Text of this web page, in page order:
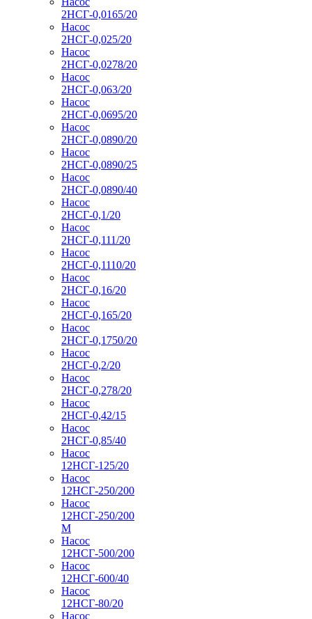
2НСГ-0,0165/20
Насос
2НСГ-0,025/20
Насос
2НСГ-0,0278/20
Насос
2НСГ-0,063/20
Насос
2НСГ-0,0695/20
Насос
2НСГ-0,0890/20
Насос
2НСГ-0,0890/25
Насос
2НСГ-0,0890/40
Насос
2НСГ-0,1/20
Насос
2НСГ-0,111/20
Насос
2НСГ-0,1110/20
Насос
2НСГ-0,16/20
Насос
2НСГ-0,165/20
Насос
2НСГ-0,1750/20
Насос
2НСГ-0,2/20
Насос
2НСГ-0,278/20
Насос
2НСГ-0,42/15
Насос
2НСГ-0,85/40
Насос
12НСГ-125/20
Насос
12НСГ-250/200
Насос
12НСГ-250/200
М
Насос
12НСГ-500/200
Насос
12НСГ-600/40
Насос
12НСГ-80/20
Насос